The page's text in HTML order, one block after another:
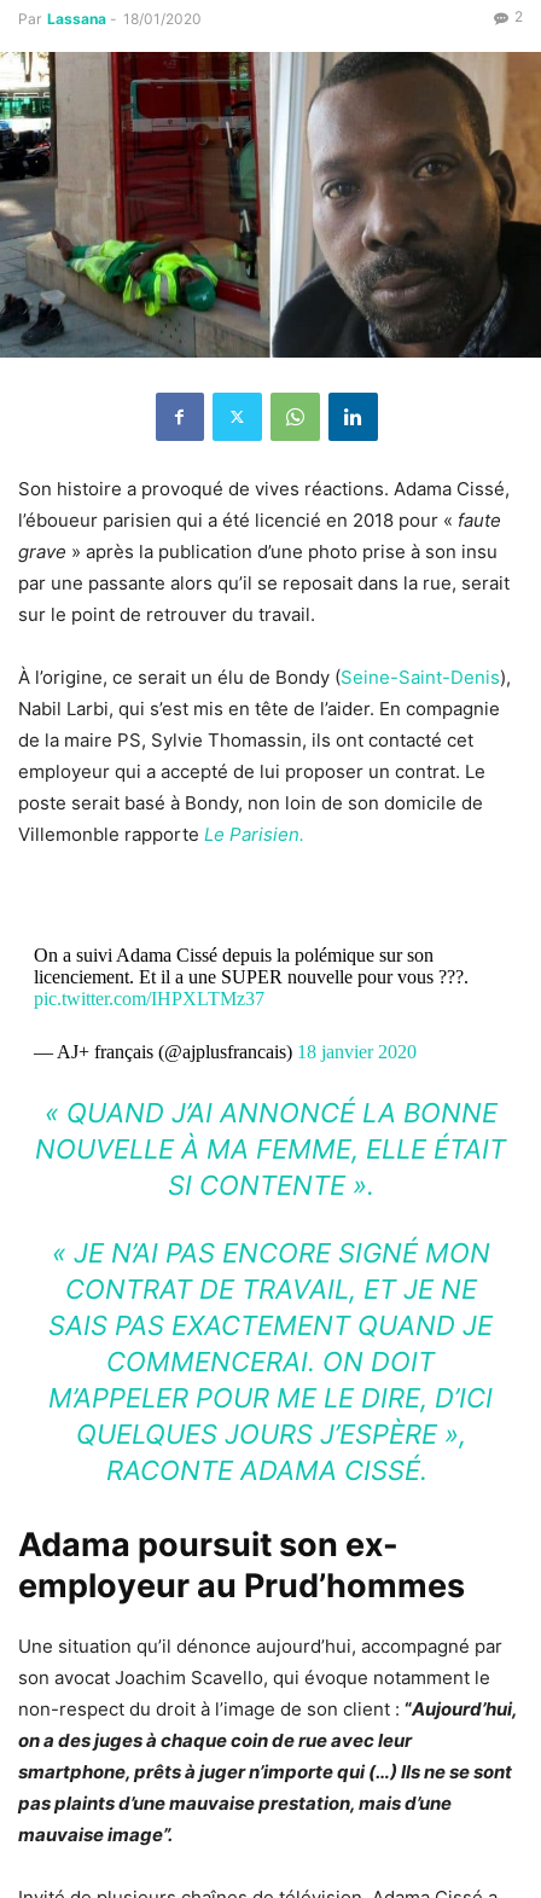
Par Lassana - 18/01/2020 2
Son histoire a provoqué de vives réactions. Adama Cissé,
l’éboueur parisien qui a été licencié en 2018 pour « faute
grave » après la publication d’une photo prise à son insu
par une passante alors qu’il se reposait dans la rue, serait
sur le point de retrouver du travail.
À l’origine, ce serait un élu de Bondy (Seine-Saint-Denis),
Nabil Larbi, qui s’est mis en tête de l’aider. En compagnie
de la maire PS, Sylvie Thomassin, ils ont contacté cet
employeur qui a accepté de lui proposer un contrat. Le
poste serait basé à Bondy, non loin de son domicile de
Villemonble rapporte Le Parisien.
On a suivi Adama Cissé depuis la polémique sur son
licenciement. Et il a une SUPER nouvelle pour vous ???.
pic.twitter.com/IHPXLTMz37
— AJ+ français (@ajplusfrancais) 18 janvier 2020
« QUAND J’AI ANNONCÉ LA BONNE
NOUVELLE À MA FEMME, ELLE ÉTAIT
SI CONTENTE ».
« JE N’AI PAS ENCORE SIGNÉ MON
CONTRAT DE TRAVAIL, ET JE NE
SAIS PAS EXACTEMENT QUAND JE
COMMENCERAI. ON DOIT
M’APPELER POUR ME LE DIRE, D’ICI
QUELQUES JOURS J’ESPÈRE»,
RACONTE ADAMA CISSÉ.
Adama poursuit son ex-
employeur au Prud’hommes
Une situation qu’il dénonce aujourd’hui, accompagné par
son avocat Joachim Scavello, qui évoque notamment le
non-respect du droit à l’image de son client : “Aujourd’hui,
on a des juges à chaque coin de rue avec leur
smartphone, prêts à juger n’importe qui (…) Ils ne se sont
pas plaints d’une mauvaise prestation, mais d’une
mauvaise image”.